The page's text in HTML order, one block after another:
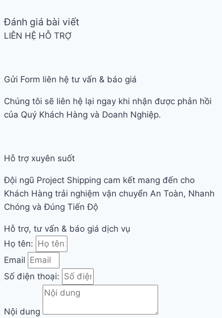
Đánh giá bài viết
LIÊN HỆ HỖ TRỢ
Gửi Form liên hệ tư vấn & báo giá
Chúng tôi sẽ liên hệ lại ngay khi nhận được phản hồi
của Quý Khách Hàng và Doanh Nghiệp.
Hỗ trợ xuyên suốt
Đội ngũ Project Shipping cam kết mang đến cho
Khách Hàng trải nghiệm vận chuyển An Toàn, Nhanh
Chóng và Đúng Tiến Độ
Hỗ trợ, tư vấn & báo giá dịch vụ
Họ tên:
Email
Số điện thoại:
Nội dung